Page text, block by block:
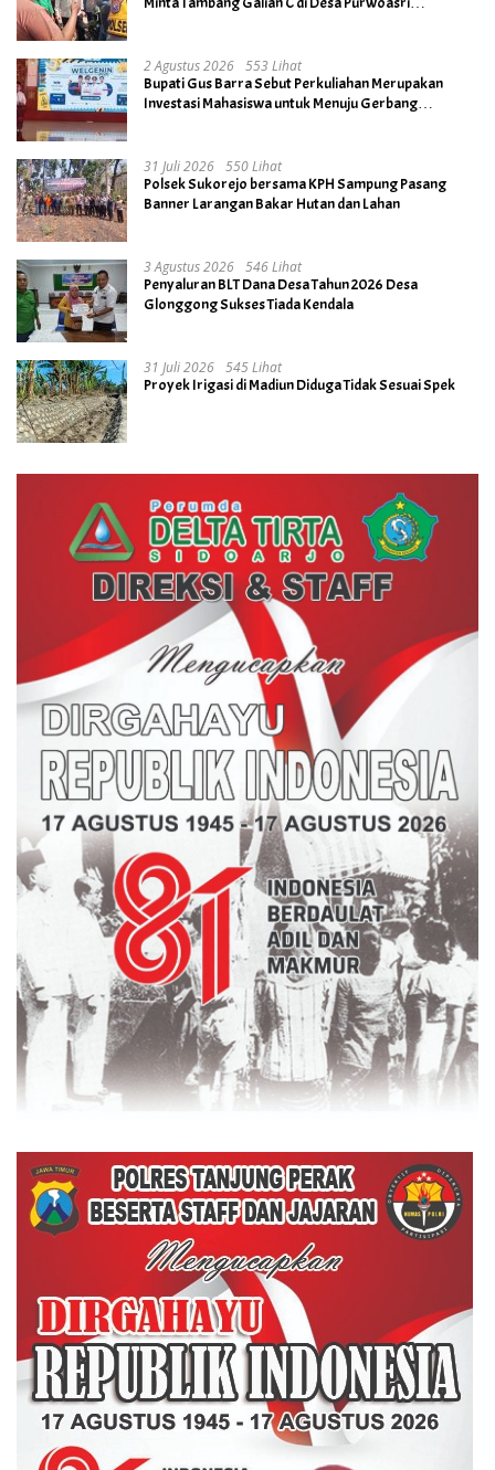
2 Agustus 2026 553 Lihat
Bupati Gus Barra Sebut Perkuliahan Merupakan
Investasi Mahasiswa untuk Menuju Gerbang
31 Juli 2026 550 Lihat
Polsek Sukorejo bersama KPH Sampung Pasang
Banner Larangan Bakar Hutan dan Lahan
3 Agustus 2026 546 Lihat
Penyaluran BLT Dana Desa Tahun 2026 Desa
Glonggong Sukses Tiada Kendala
31 Juli 2026 545 Lihat
Proyek Irigasi di Madiun Diduga Tidak Sesuai Spek